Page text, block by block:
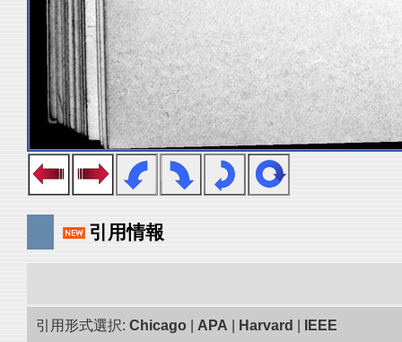
引用情報
引用形式選択: Chicago APA Harvard IEEE